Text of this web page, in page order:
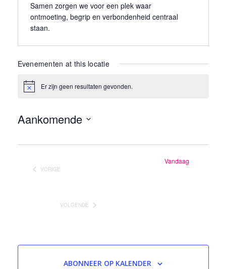
Samen zorgen we voor een plek waar
ontmoeting, begrip en verbondenheid centraal
staan.
Evenementen at this locatie
BerichtEr zijn geen resultaten gevonden.
Aankomende
Selecteer
datum.VORIGE
Vandaag
VOLGENDE
ABONNEER OP KALENDER